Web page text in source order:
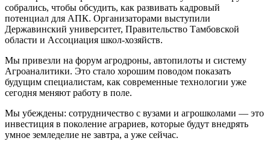
собрались, чтобы обсудить, как развивать кадровый
потенциал для АПК. Организаторами выступили
Державинский университет, Правительство Тамбовской
области и Ассоциация школ-хозяйств.
Мы привезли на форум агродроны, автопилоты и систему
Агроаналитики. Это стало хорошим поводом показать
будущим специалистам, как современные технологии уже
сегодня меняют работу в поле.
Мы убеждены: сотрудничество с вузами и агрошколами — это
инвестиция в поколение аграриев, которые будут внедрять
умное земледелие не завтра, а уже сейчас.